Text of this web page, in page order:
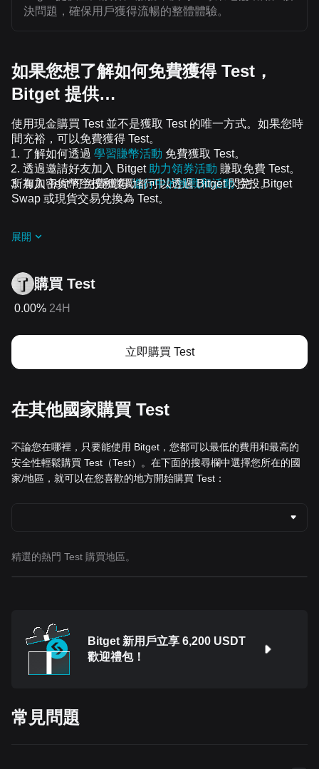
決問題，確保用戶獲得流暢的整體體驗。
如果您想了解如何免費獲得 Test，
Bitget 提供…
使用現金購買 Test 並不是獲取 Test 的唯一方式。如果您時
間充裕，可以免費獲得 Test。
了解如何透過 學習賺幣活動 免費獲取 Test。
透過邀請好友加入 Bitget 助力領券活動 賺取免費 Test。
加入 Test 可免費獲得進行中的挑戰和活動空投。
所有加密貨幣空投和獎勵都可以透過 Bitget 閃兌、Bitget
Swap 或現貨交易兌換為 Test。
展開
購買 Test
0.00% 24H
立即購買 Test
在其他國家購買 Test
不論您在哪裡，只要能使用 Bitget，您都可以最低的費用和最高的
安全性輕鬆購買 Test（Test）。在下面的搜尋欄中選擇您所在的國
家/地區，就可以在您喜歡的地方開始購買 Test：
精選的熱門 Test 購買地區。
Bitget 新用戶立享 6,200 USDT
歡迎禮包！
常見問題